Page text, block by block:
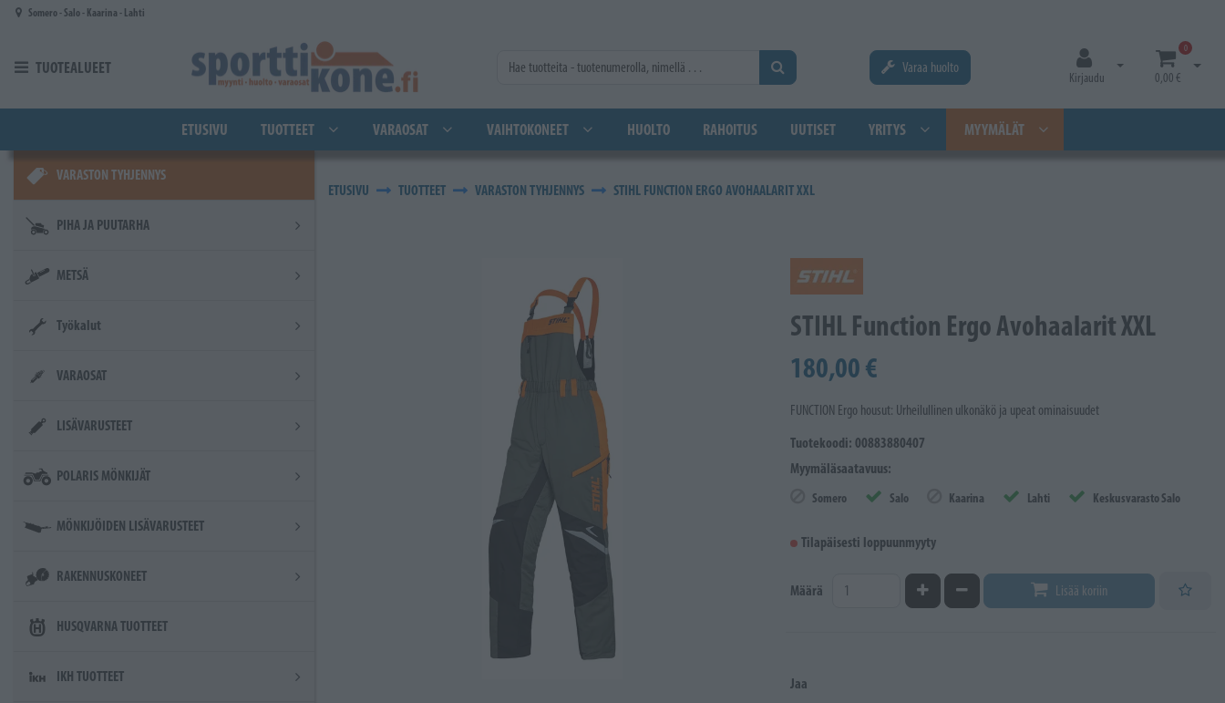
Siirry pääsisältöön
Somero - Salo - Kaarina - Lahti
TUOTEALUEET Varaa huolto
Kirjaudu
Avaa kirjautuminen
0
0,00 €
Avaa
ETUSIVU TUOTTEET VARAOSAT VAIHTOKONEET HUOLTO RAHOITUS UUTISET YRITYS MYYMÄLÄT
VARASTON TYHJENNYS
PIHA JA PUUTARHA
METSÄ
Työkalut
VARAOSAT
LISÄVARUSTEET
POLARIS MÖNKIJÄT
MÖNKIJÖIDEN LISÄVARUSTEET
RAKENNUSKONEET
HUSQVARNA TUOTTEET
IKH TUOTTEET
ETUSIVU TUOTTEET VARASTON TYHJENNYS STIHL FUNCTION ERGO AVOHAALARIT XXL
STIHL Function Ergo Avohaalarit XXL
180,00 €
FUNCTION Ergo housut: Urheilullinen ulkonäkö ja upeat ominaisuudet
Tuotekoodi: 00883880407
Myymäläsaatavuus:
Somero Salo Kaarina Lahti Keskusvarasto Salo
Tilapäisesti loppuunmyyty
Määrä Kasvata määrääVähennä määrää Lisää koriin
Jaa